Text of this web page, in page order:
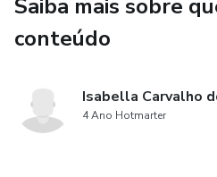
Saiba mais sobre
conteúdo
Isabella Carvalho
4 Ano Hotmarter